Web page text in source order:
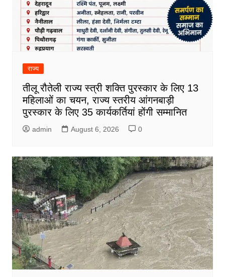
राज्य
तीलू रौतेली राज्य स्त्री शक्ति पुरस्कार के लिए 13
महिलाओं का चयन, राज्य स्तरीय आंगनबाड़ी
पुरस्कार के लिए 35 कार्यकर्तियां होंगी सम्मानित
admin August 6, 2026 0